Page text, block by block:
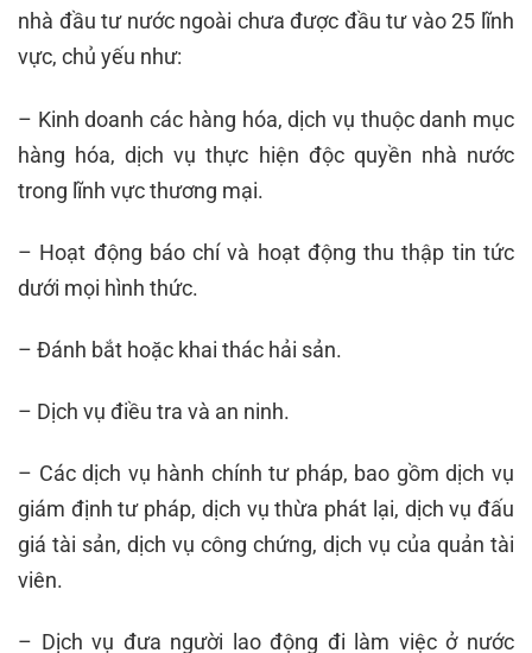
nhà đầu tư nước ngoài chưa được đầu tư vào 25 lĩnh
vực, chủ yếu như:
– Kinh doanh các hàng hóa, dịch vụ thuộc danh mục
hàng hóa, dịch vụ thực hiện độc quyền nhà nước
trong lĩnh vực thương mại.
– Hoạt động báo chí và hoạt động thu thập tin tức
dưới mọi hình thức.
– Đánh bắt hoặc khai thác hải sản.
– Dịch vụ điều tra và an ninh.
– Các dịch vụ hành chính tư pháp, bao gồm dịch vụ
giám định tư pháp, dịch vụ thừa phát lại, dịch vụ đấu
giá tài sản, dịch vụ công chứng, dịch vụ của quản tài
viên.
– Dịch vụ đưa người lao động đi làm việc ở nước